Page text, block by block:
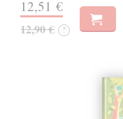
12,51 €
12,90 € ?